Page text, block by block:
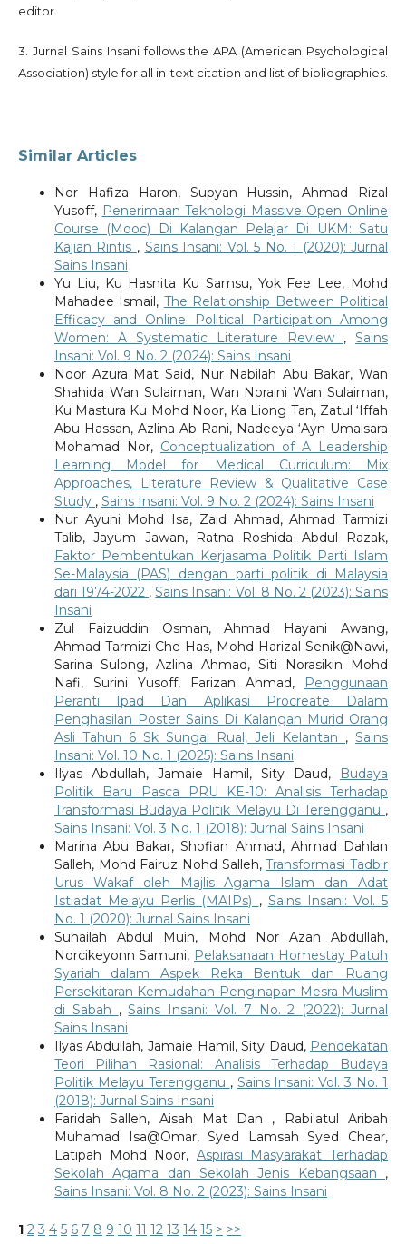
editor.
3. Jurnal Sains Insani follows the APA (American Psychological
Association) style for all in-text citation and list of bibliographies.
Similar Articles
Nor Hafiza Haron, Supyan Hussin, Ahmad Rizal
Yusoff, Penerimaan Teknologi Massive Open Online
Course (Mooc) Di Kalangan Pelajar Di UKM: Satu
Kajian Rintis , Sains Insani: Vol. 5 No. 1 (2020): Jurnal
Sains Insani
Yu Liu, Ku Hasnita Ku Samsu, Yok Fee Lee, Mohd
Mahadee Ismail, The Relationship Between Political
Efficacy and Online Political Participation Among
Women: A Systematic Literature Review ,Sains
Insani: Vol. 9 No. 2 (2024): Sains Insani
Noor Azura Mat Said, Nur Nabilah Abu Bakar, Wan
Shahida Wan Sulaiman, Wan Noraini Wan Sulaiman,
Ku Mastura Ku Mohd Noor, Ka Liong Tan, Zatul ‘Iffah
Abu Hassan, Azlina Ab Rani, Nadeeya ‘Ayn Umaisara
Mohamad Nor, Conceptualization of A Leadership
Learning Model for Medical Curriculum: Mix
Approaches, Literature Review & Qualitative Case
Study , Sains Insani: Vol. 9 No. 2 (2024): Sains Insani
Nur Ayuni Mohd Isa, Zaid Ahmad, Ahmad Tarmizi
Talib, Jayum Jawan, Ratna Roshida Abdul Razak,
Faktor Pembentukan Kerjasama Politik Parti Islam
Se-Malaysia (PAS) dengan parti politik di Malaysia
dari 1974-2022 ,Sains Insani: Vol. 8 No. 2 (2023): Sains
Insani
Zul Faizuddin Osman, Ahmad Hayani Awang,
Ahmad Tarmizi Che Has, Mohd Harizal Senik@Nawi,
Sarina Sulong, Azlina Ahmad, Siti Norasikin Mohd
Nafi, Surini Yusoff, Farizan Ahmad,
Penggunaan
Peranti Ipad Dan Aplikasi Procreate Dalam
Penghasilan Poster Sains Di Kalangan Murid Orang
Asli Tahun 6 Sk Sungai Rual, Jeli Kelantan ,Sains
Insani: Vol. 10 No. 1 (2025): Sains Insani
Ilyas Abdullah, Jamaie Hamil, Sity Daud,
Budaya
Politik Baru Pasca PRU KE-10: Analisis Terhadap
Transformasi Budaya Politik Melayu Di Terengganu ,
Sains Insani: Vol. 3 No. 1 (2018): Jurnal Sains Insani
Marina Abu Bakar, Shofian Ahmad, Ahmad Dahlan
Salleh, Mohd Fairuz Nohd Salleh,Transformasi Tadbir
Urus Wakaf oleh Majlis Agama Islam dan Adat
Istiadat Melayu Perlis (MAIPs) , Sains Insani: Vol. 5
No. 1 (2020): Jurnal Sains Insani
Suhailah Abdul Muin, Mohd Nor Azan Abdullah,
Norcikeyonn Samuni, Pelaksanaan Homestay Patuh
Syariah dalam Aspek Reka Bentuk dan Ruang
Persekitaran Kemudahan Penginapan Mesra Muslim
di Sabah ,Sains Insani: Vol. 7 No. 2 (2022): Jurnal
Sains Insani
Ilyas Abdullah, Jamaie Hamil, Sity Daud, Pendekatan
Teori Pilihan Rasional: Analisis Terhadap Budaya
Politik Melayu Terengganu , Sains Insani: Vol. 3 No. 1
(2018): Jurnal Sains Insani
Faridah Salleh, Aisah Mat Dan , Rabi'atul Aribah
Muhamad Isa@Omar, Syed Lamsah Syed Chear,
Latipah Mohd Noor, Aspirasi Masyarakat Terhadap
Sekolah Agama dan Sekolah Jenis Kebangsaan ,
Sains Insani: Vol. 8 No. 2 (2023): Sains Insani
1 2 3 4 5 6 7 8 9 10 11 12 13 14 15 > >>